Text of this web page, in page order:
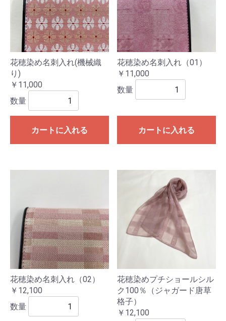
花穂染め名刺入れ(機械織
り)
￥11,000
数量
カートに入れる
花穂染め名刺入れ（01）
￥11,000
数量
カートに入れる
花穂染め名刺入れ（02）
￥12,100
数量
花穂染めプチショールシル
ク100％（ジャガード唐草
格子）
￥12,100